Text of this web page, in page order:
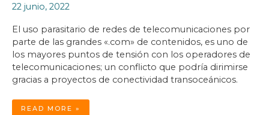
22 junio, 2022
El uso parasitario de redes de telecomunicaciones por
parte de las grandes «.com» de contenidos, es uno de
los mayores puntos de tensión con los operadores de
telecomunicaciones; un conflicto que podría dirimirse
gracias a proyectos de conectividad transoceánicos.
LA
READ MORE »